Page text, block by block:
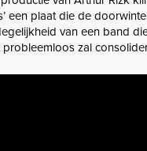
een plaat die de
van een band
zal